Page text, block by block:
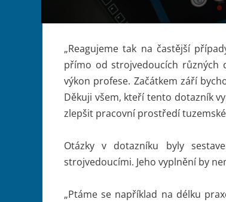
„Reagujeme tak na častější
přímo od strojvedoucích různých
výkon profese. Začátkem září
Děkuji všem, kteří tento dotazník
zlepšit pracovní prostředí
Otázky v dotazníku byly
strojvedoucími. Jeho vyplnění by
„Ptáme se například na délku